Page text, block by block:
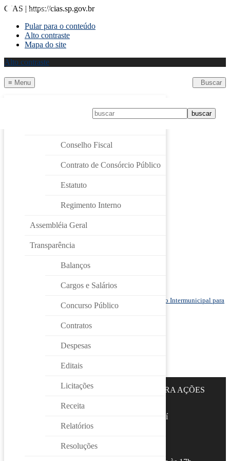
CIAS | https://cias.sp.gov.br
Pular para o conteúdo
Alto contraste
Mapa do site
Alto contraste
CIAS
Consórcio Intermunicipal para Ações Sustentáveis
≡ Menu
Conselho Fiscal
Contrato de Consórcio Público
Estatuto
Regimento Interno
Assembléia Geral
Transparência
Balanços
Cargos e Salários
Concurso Público
Contratos
Despesas
Editais
Licitações
Receita
Relatórios
Resoluções
Buscar
Assembléia Geral
Ata Assembleia Ordinária – 09/04/2025
Convocação Assembléia Geral 09/12/2024
Ata Assembleia Ordinária – 26/03/2024
Ata Assembleia CIAS – 18/05/2023
Ata Assembleia CIAS – 10/05/2022
Ata Assembleia CIAS – 11/08/2021
Convocação para Assembléia Geral Ordinária do Consórcio Intermunicipal para
Ações Sustentáveis – CIAS
CIAS – CONSÓRCIO INTERMUNICIPAL PARA AÇÕES
Av. da Liberdade s/nº – Paço Municipal de Jundiaí
6º andar – Bloco Sul
Telefone: (11) 4589-8540
Transparência